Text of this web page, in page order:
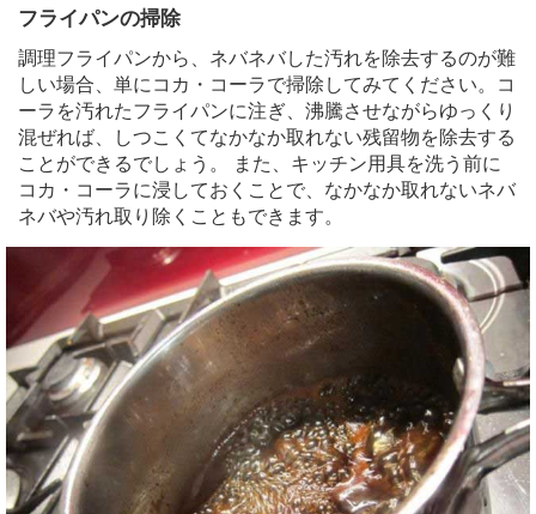
フライパンの掃除
調理フライパンから、ネバネバした汚れを除去するのが難
しい場合、単にコカ・コーラで掃除してみてください。コ
ーラを汚れたフライパンに注ぎ、沸騰させながらゆっくり
混ぜれば、しつこくてなかなか取れない残留物を除去する
ことができるでしょう。 また、キッチン用具を洗う前に
コカ・コーラに浸しておくことで、なかなか取れないネバ
ネバや汚れ取り除くこともできます。